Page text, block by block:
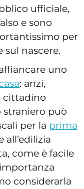
ufficiale,
e sono
per
sul nascere.
uno
: anzi,
cittadino
può
per la prima
all’edilizia
come è facile
considerarla